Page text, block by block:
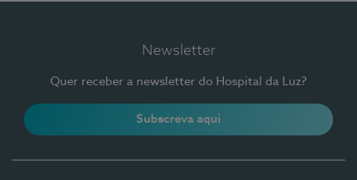
Newsletter
Quer receber a newsletter do Hospital da Luz?
Subscreva aqui